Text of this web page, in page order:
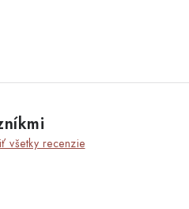
všetky recenzie